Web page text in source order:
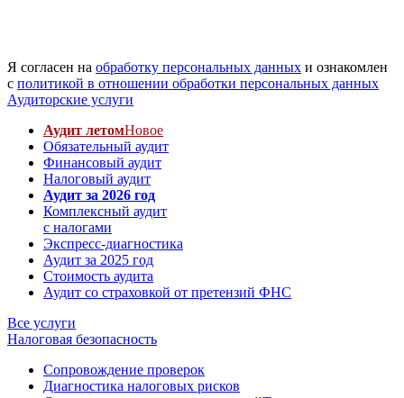
Я согласен на обработку персональных данных и ознакомлен
с политикой в отношении обработки персональных данных
Аудиторские услуги
Аудит летомНовое
Обязательный аудит
Финансовый аудит
Налоговый аудит
Аудит за 2026 год
Комплексный аудит
с налогами
Экспресс-диагностика
Аудит за 2025 год
Стоимость аудита
Аудит со страховкой от претензий ФНС
Все услуги
Налоговая безопасность
Сопровождение проверок
Диагностика налоговых рисков